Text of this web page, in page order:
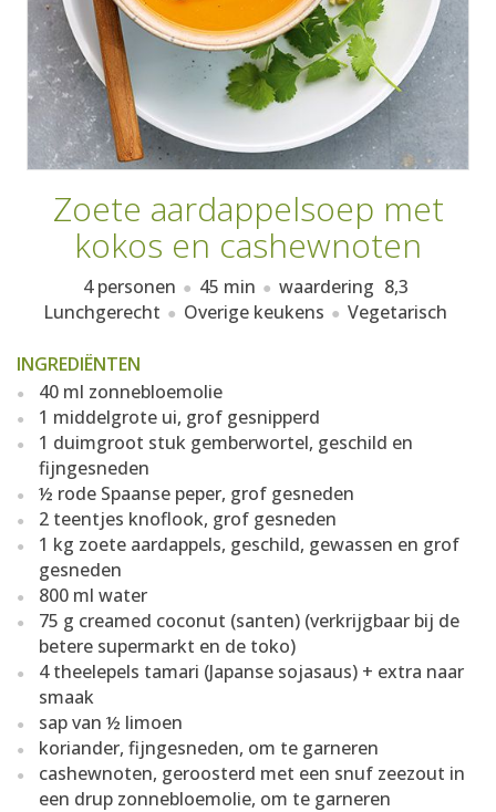
Zoete aardappelsoep met
kokos en cashewnoten
4 personen 45 min waardering 8,3
Lunchgerecht
Overige keukens Vegetarisch
INGREDIËNTEN
40 ml zonnebloemolie
1 middelgrote ui, grof gesnipperd
1 duimgroot stuk gemberwortel, geschild en
fijngesneden
½ rode Spaanse peper, grof gesneden
2 teentjes knoflook, grof gesneden
1 kg zoete aardappels, geschild, gewassen en grof
gesneden
800 ml water
75 g creamed coconut (santen) (verkrijgbaar bij de
betere supermarkt en de toko)
4 theelepels tamari (Japanse sojasaus) + extra naar
smaak
sap van ½ limoen
koriander, fijngesneden, om te garneren
cashewnoten, geroosterd met een snuf zeezout in
een drup zonnebloemolie, om te garneren